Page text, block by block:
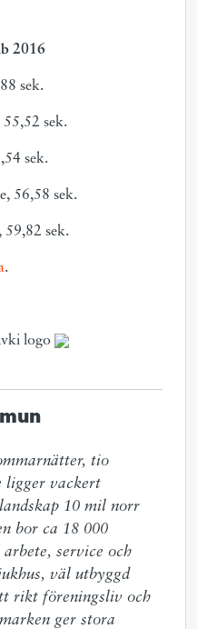
2016
sek.
sek.
sek.
56,58 sek.
59,82 sek.
.
tio
vackert
10 mil norr
bor ca 18 000
service och
väl utbyggd
rikt föreningsliv och
ger stora